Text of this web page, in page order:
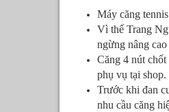
Máy căng
Vì thế Trang
ngừng nâng
Căng 4 nút
phụ vụ tại shop.
Trước khi đan
nhu cầu căng